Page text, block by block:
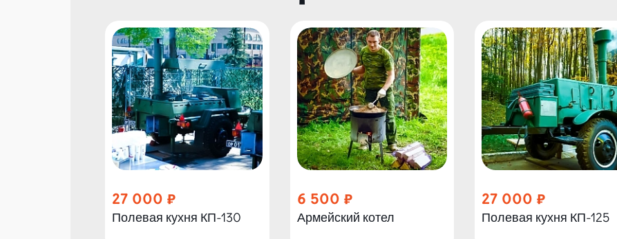
27 000
Полевая кухня КП-130
6 500
Армейский котел
27 000
Полевая кухня КП-125